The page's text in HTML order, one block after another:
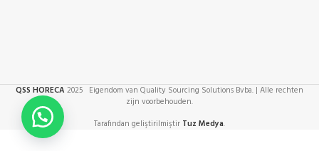
QSS HORECA 2025 Eigendom van Quality Sourcing Solutions Bvba. | Alle rechten
zijn voorbehouden.
Tarafından geliştirilmiştir Tuz Medya.